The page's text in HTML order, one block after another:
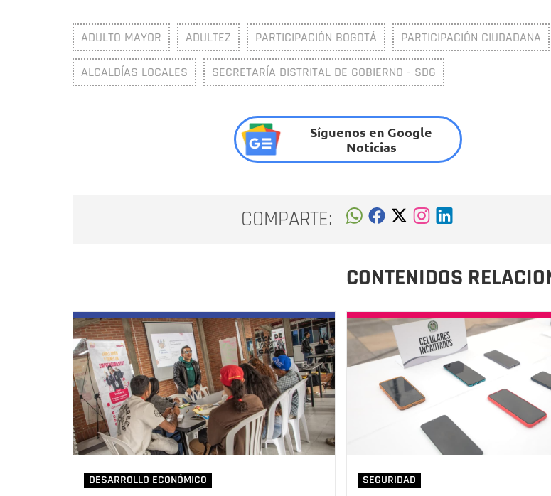
ADULTO MAYOR ADULTEZ PARTICIPACIÓN BOGOTÁ PARTICIPACIÓN CIUDADANA
ALCALDÍAS LOCALES SECRETARÍA DISTRITAL DE GOBIERNO - SDG
Síguenos en Google
Noticias
COMPARTE:
CONTENIDOS
DESARROLLO ECONÓMICO SEGURIDAD